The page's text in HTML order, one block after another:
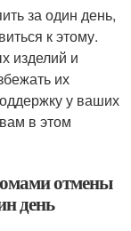
за один день,
к этому.
изделий и
их
у ваших
в этом
отмены
день